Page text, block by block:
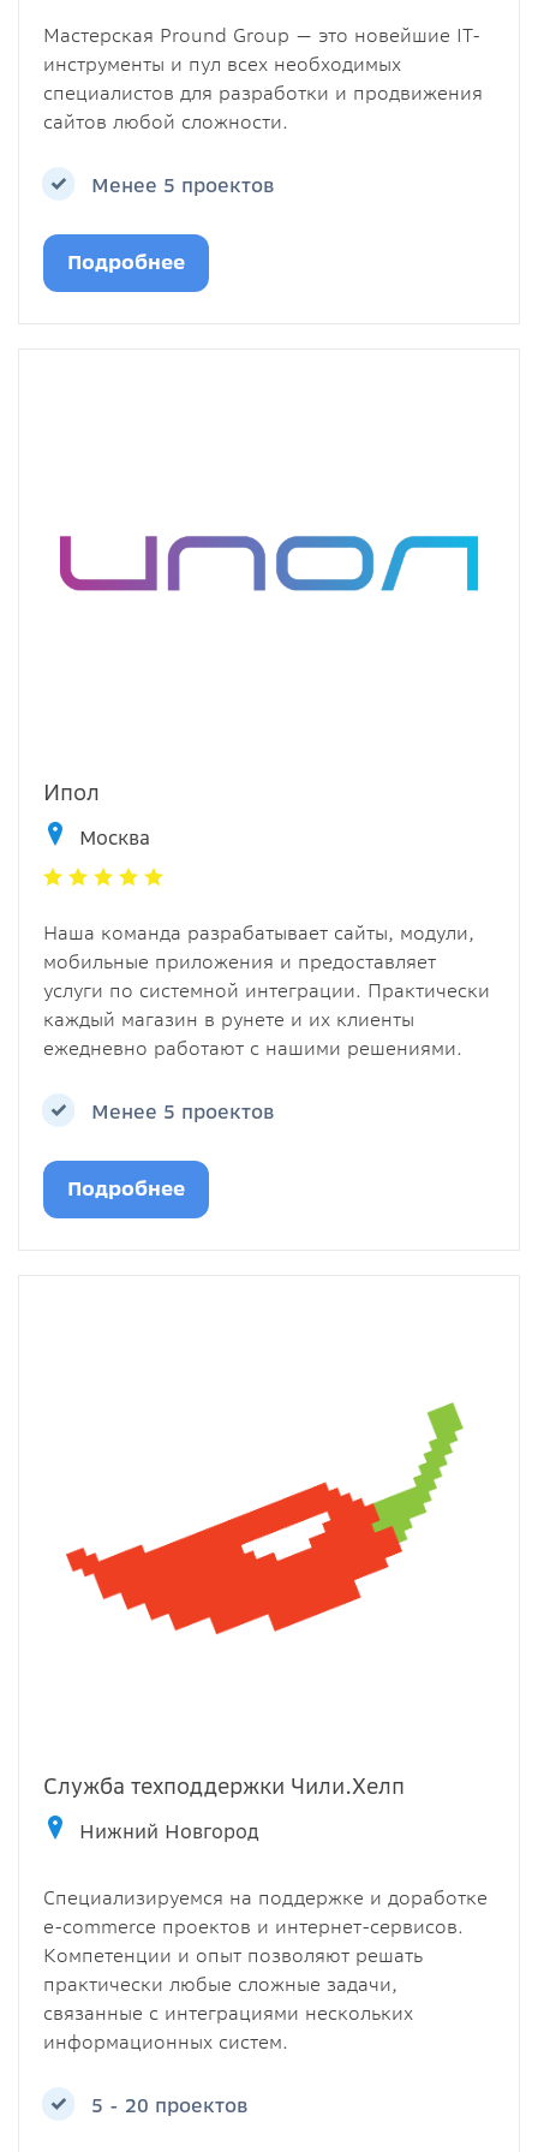
Мастерская Pround Group — это новейшие IT-
инструменты и пул всех необходимых
специалистов для разработки и продвижения
сайтов любой сложности.
Менее 5 проектов
Подробнее
Ипол
Москва
Наша команда разрабатывает сайты, модули,
мобильные приложения и предоставляет
услуги по системной интеграции. Практически
каждый магазин в рунете и их клиенты
ежедневно работают с нашими решениями.
Менее 5 проектов
Подробнее
Служба техподдержки Чили.Хелп
Нижний Новгород
Специализируемся на поддержке и доработке
e-commerce проектов и интернет-сервисов.
Компетенции и опыт позволяют решать
практически любые сложные задачи,
связанные с интеграциями нескольких
информационных систем.
5 - 20 проектов